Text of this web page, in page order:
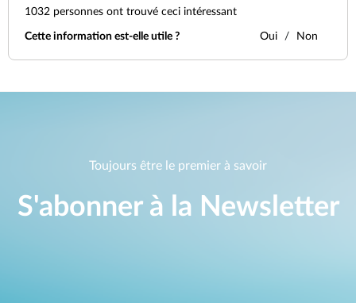
1032 personnes ont trouvé ceci intéressant
Cette information est-elle utile ? Oui Non
Toujours être le premier à savoir
S'abonner à la Newsletter